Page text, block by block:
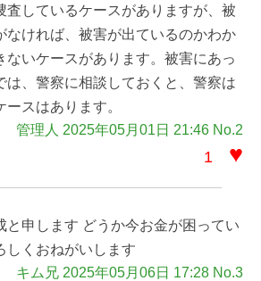
査しているケースがありますが、被
なければ、被害が出ているのかわか
ないケースがあります。被害にあっ
は、警察に相談しておくと、警察は
スはあります。
管理人 2025年05月01日 21:46 No.2
1 ♥
と申します どうか今お金が困ってい
しくおねがいします
キム兄 2025年05月06日 17:28 No.3